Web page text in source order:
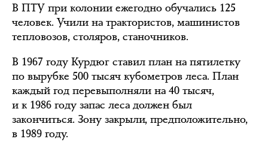
В ПТУ при колонии ежегодно обучались 125
человек. Учили на трактористов, машинистов
тепловозов, столяров, станочников.
В 1967 году Курдюг ставил план на пятилетку
по вырубке 500 тысяч кубометров леса. План
каждый год перевыполняли на 40 тысяч,
и к 1986 году запас леса должен был
закончиться. Зону закрыли, предположительно,
в 1989 году.